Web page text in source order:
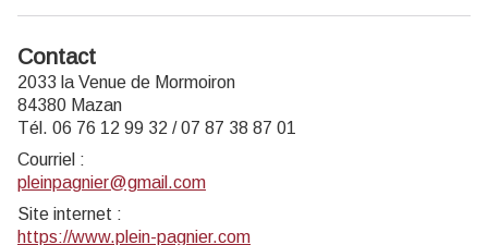
Contact
2033 la Venue de Mormoiron
84380 Mazan
Tél. 06 76 12 99 32 / 07 87 38 87 01
Courriel :
pleinpagnier@gmail.com
Site internet :
https://www.plein-pagnier.com